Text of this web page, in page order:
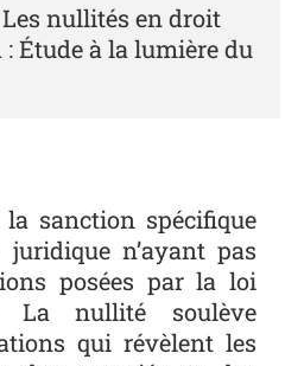
nullités en droit
: Étude à la lumière du
sanction spécifique
n’ayant pas
posées par la loi
La nullité soulève
qui révèlent les